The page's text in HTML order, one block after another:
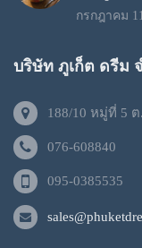
กรกฎาคม
บริษัท ภูเก็ต ดรีม
188/10 หมู่ที่ 5
076-608840
095-0385535